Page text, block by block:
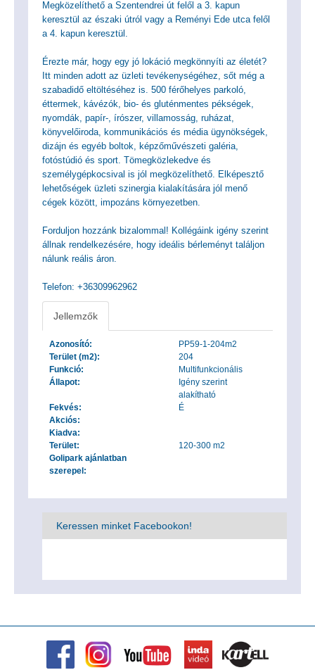
Megközelíthető a Szentendrei út felől a 3. kapun
keresztül az északi útról vagy a Reményi Ede utca felől
a 4. kapun keresztül.
Érezte már, hogy egy jó lokáció megkönnyíti az életét?
Itt minden adott az üzleti tevékenységéhez, sőt még a
szabadidő eltöltéséhez is. 500 férőhelyes parkoló,
éttermek, kávézók, bio- és gluténmentes pékségek,
nyomdák, papír-, írószer, villamosság, ruházat,
könyvelőiroda, kommunikációs és média ügynökségek,
dizájn és egyéb boltok, képzőművészeti galéria,
fotóstúdió és sport. Tömegközlekedve és
személygépkocsival is jól megközelíthető. Elképesztő
lehetőségek üzleti szinergia kialakítására jól menő
cégek között, impozáns környezetben.
Forduljon hozzánk bizalommal! Kollégáink igény szerint
állnak rendelkezésére, hogy ideális bérleményt találjon
nálunk reális áron.
Telefon: +36309962962
Jellemzők
Azonosító:
PP59-1-204m2
Terület (m2):
204
Funkció:
Multifunkcionális
Állapot:
Igény szerint
alakítható
Fekvés:
É
Akciós:
Kiadva:
Terület:
120-300 m2
Golipark ajánlatban
szerepel:
Keressen minket Facebookon!